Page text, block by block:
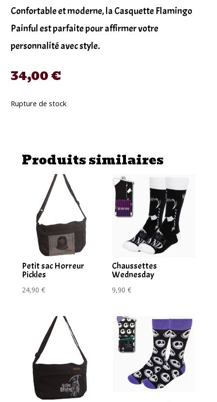
Confortable et moderne, la Casquette Flamingo
Painful est parfaite pour affirmer votre
personnalité avec style.
34,00€
Rupture de stock
Produits similaires
Petit sac Horreur
Pickles
24,90 €
Chaussettes
Wednesday
9,90€